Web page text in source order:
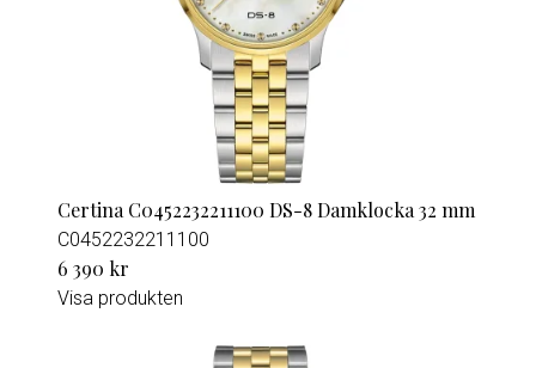
Certina C0452232211100 DS-8 Damklocka 32 mm
C0452232211100
6 390 kr
Visa produkten